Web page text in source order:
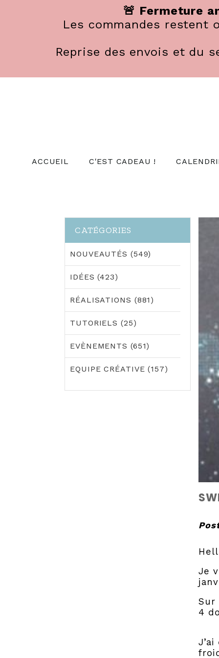
🚨 Fermeture
Les commandes restent
Reprise des envois et du
ACCUEIL C'EST CADEAU !
Je
Sur
4
CATÉGORIES
NOUVEAUTÉS (549)
IDÉES (423)
RÉALISATIONS (881)
TUTORIELS (25)
EVÈNEMENTS (651)
EQUIPE CRÉATIVE (157)